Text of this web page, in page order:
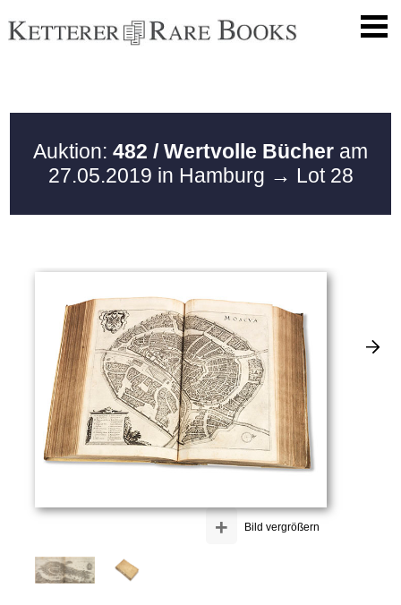
Auktion: 482 / Wertvolle Bücher am
27.05.2019 in Hamburg → Lot 28
Bild vergrößern
+